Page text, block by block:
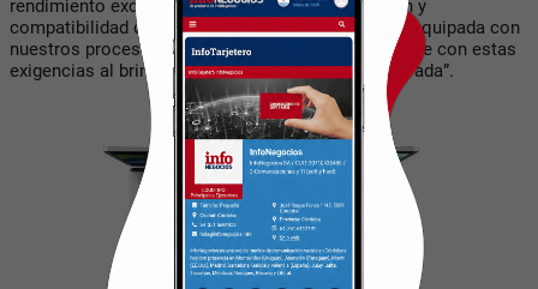
rendimiento excepcional, batería de larga duración y
compatibilidad de aplicaciones. La Acer Swift Go, equipada con
nuestros procesadores Intel® Core™ Ultra 5 cumple con estas
exigencias al brindar una experiencia de AI PC elevada”.